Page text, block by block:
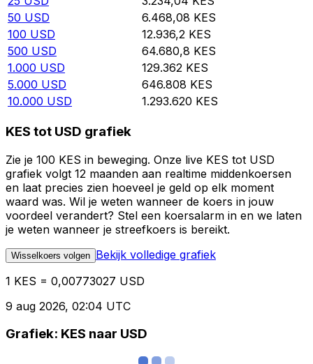
50 USD 6.468,08 KES
100 USD 12.936,2 KES
500 USD 64.680,8 KES
1.000 USD 129.362 KES
5.000 USD 646.808 KES
10.000 USD 1.293.620 KES
KES tot USD grafiek
Zie je 100 KES in beweging. Onze live KES tot USD
grafiek volgt 12 maanden aan realtime middenkoersen
en laat precies zien hoeveel je geld op elk moment
waard was. Wil je weten wanneer de koers in jouw
voordeel verandert? Stel een koersalarm in en we laten
je weten wanneer je streefkoers is bereikt.
Wisselkoers volgen Bekijk volledige grafiek
1 KES = 0,00773027 USD
9 aug 2026, 02:04 UTC
Grafiek: KES naar USD